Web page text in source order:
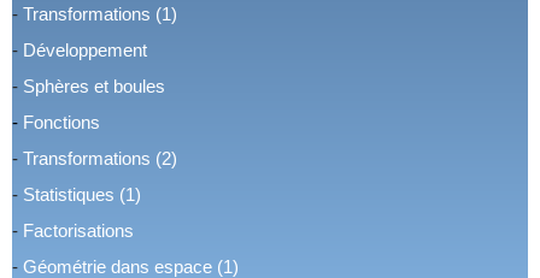
- Transformations (1)
- Développement
- Sphères et boules
- Fonctions
- Transformations (2)
- Statistiques (1)
- Factorisations
- Géométrie dans espace (1)